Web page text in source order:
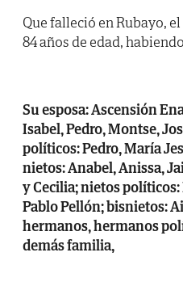
Que falleció en Rubayo,
84 años de edad,
Su esposa: Ascensión
Isabel, Pedro, Montse,
políticos: Pedro, María
nietos: Anabel, Anissa,
y Cecilia; nietos
Pablo Pellón; bisnietos:
hermanos, hermanos
demás familia,